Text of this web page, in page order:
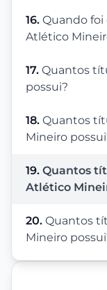
16. Quando
Atlético
17. Quantos
possui?
18. Quantos
Mineiro
19. Quantos
Atlético
20. Quantos
Mineiro